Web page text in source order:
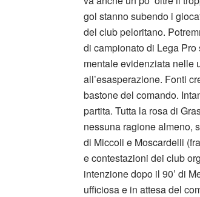
gol stanno subendo i
del club peloritano.
di campionato di Lega
mentale evidenziata nelle
all’esasperazione. Fonti
bastone del comando.
partita. Tutta la rosa di
nessuna ragione almeno,
di Miccoli e Moscardelli
e contestazioni dei club
intenzione dopo il 90’ di
ufficiosa e in attesa del